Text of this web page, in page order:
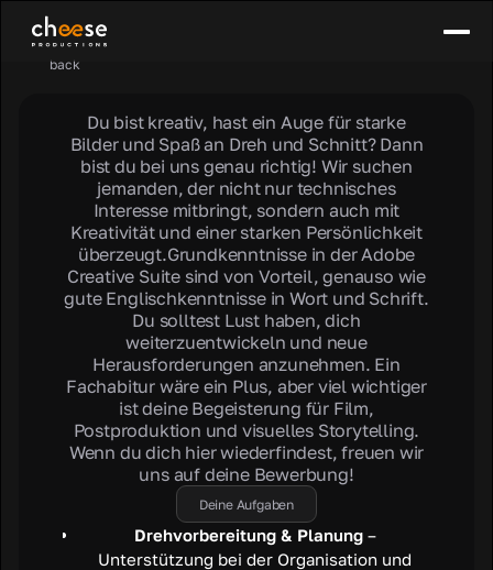
back
Du bist kreativ, hast ein Auge für starke
Bilder und Spaß an Dreh und Schnitt? Dann
bist du bei uns genau richtig! Wir suchen
jemanden, der nicht nur technisches
Interesse mitbringt, sondern auch mit
Kreativität und einer starken Persönlichkeit
überzeugt.Grundkenntnisse in der Adobe
Creative Suite sind von Vorteil, genauso wie
gute Englischkenntnisse in Wort und Schrift.
Du solltest Lust haben, dich
weiterzuentwickeln und neue
Herausforderungen anzunehmen. Ein
Fachabitur wäre ein Plus, aber viel wichtiger
ist deine Begeisterung für Film,
Postproduktion und visuelles Storytelling.
Wenn du dich hier wiederfindest, freuen wir
uns auf deine Bewerbung!
Deine Aufgaben
Drehvorbereitung & Planung–
Unterstützung bei der Organisation und